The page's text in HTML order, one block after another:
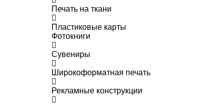
Печать на ткани
Пластиковые карты
Фотокниги
Сувениры
Широкоформатная печать
Рекламные конструкции